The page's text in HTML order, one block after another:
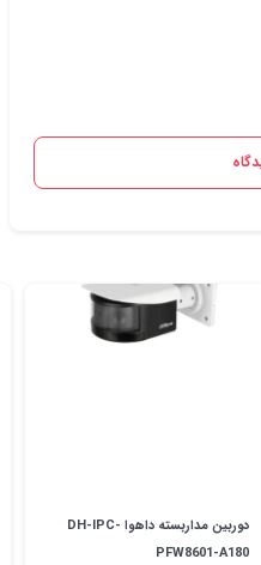
دوربین مداربسته داهوا DH-IPC-
PFW8601-A180